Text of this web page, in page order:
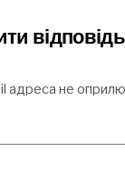
відповідь
адреса не